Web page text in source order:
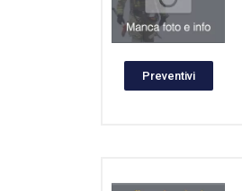
Preventivi